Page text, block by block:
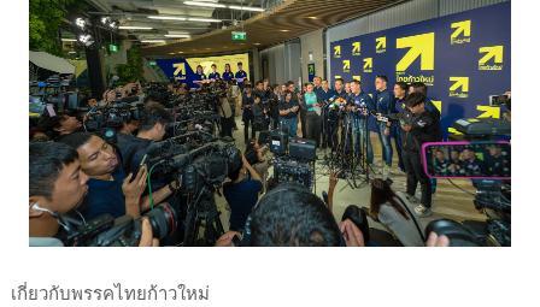
เกี่ยวกับพรรคไทยก้าวใหม่